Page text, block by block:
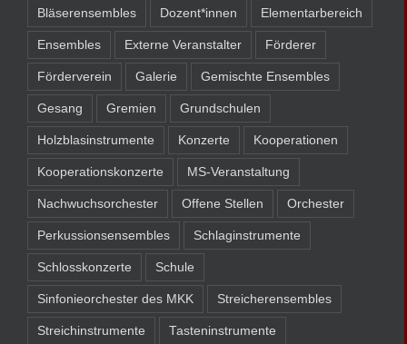
Bläserensembles Dozent*innen Elementarbereich
Ensembles Externe Veranstalter Förderer
Förderverein Galerie Gemischte Ensembles
Gesang Gremien Grundschulen
Holzblasinstrumente Konzerte Kooperationen
Kooperationskonzerte MS-Veranstaltung
Nachwuchsorchester Offene Stellen Orchester
Perkussionsensembles Schlaginstrumente
Schlosskonzerte Schule
Sinfonieorchester des MKK Streicherensembles
Streichinstrumente Tasteninstrumente